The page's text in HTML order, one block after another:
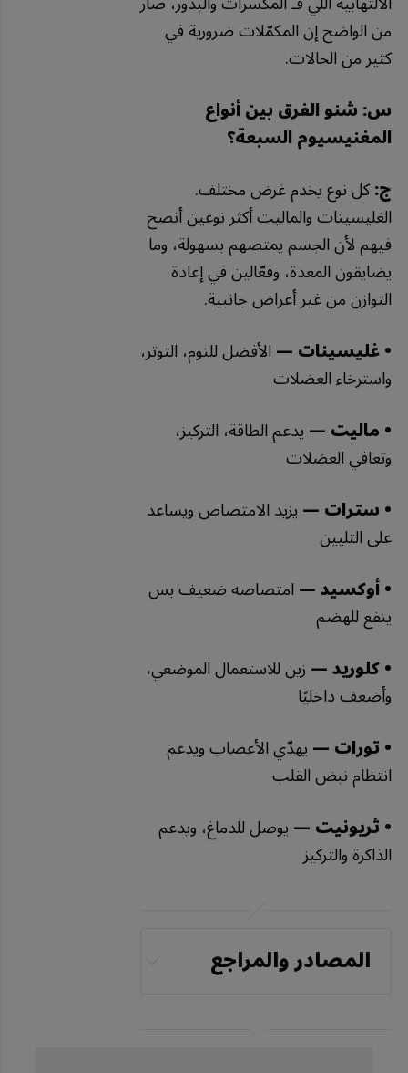
من الواضح إن المكمّلات ضرورية في
كثير من الحالات.
س: شنو الفرق بين أنواع
المغنيسيوم السبعة؟
ج:كل نوع يخدم غرض مختلف.
الغليسينات والماليت أكثر نوعين أنصح
فيهم لأن الجسم يمتصهم بسهولة، وما
يضايقون المعدة، وفعّالين في إعادة
التوازن من غير أعراض جانبية.
• غليسينات —الأفضل للنوم، التوتر،
واسترخاء العضلات
• ماليت —يدعم الطاقة، التركيز،
وتعافي العضلات
• سترات —يزيد الامتصاص ويساعد
على التليين
• أوكسيد —امتصاصه ضعيف بس
ينفع للهضم
• كلوريد —زين للاستعمال الموضعي،
وأضعف داخليًا
• تورات —يهدّي الأعصاب ويدعم
انتظام نبض القلب
• ثريونيت —يوصل للدماغ، ويدعم
الذاكرة والتركيز
المصادر والمراجع